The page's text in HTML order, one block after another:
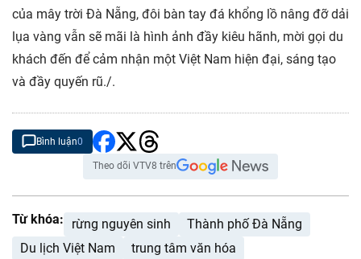
của mây trời Đà Nẵng, đôi bàn tay đá khổng lồ nâng đỡ dải
lụa vàng vẫn sẽ mãi là hình ảnh đầy kiêu hãnh, mời gọi du
khách đến để cảm nhận một Việt Nam hiện đại, sáng tạo
và đầy quyến rũ./.
Bình luận0
Theo dõi VTV8 trên
Từ khóa: rừng nguyên sinh
Thành phố Đà Nẵng
Du lịch Việt Nam
trung tâm văn hóa